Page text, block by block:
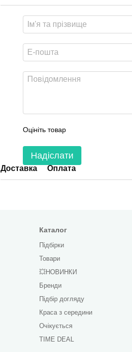
Оцініть товар
Надіслати
Доставка Оплата
Каталог
Підбірки
Товари
💥НОВИНКИ
Бренди
Підбір догляду
Краса з середини
Очікується
TIME DEAL